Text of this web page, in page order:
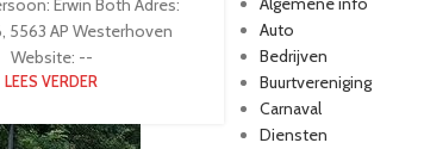
Erwin Both Adres:
5563 AP Westerhoven
Website: --
LEES VERDER
Auto
Bedrijven
Buurtvereniging
Carnaval
Diensten